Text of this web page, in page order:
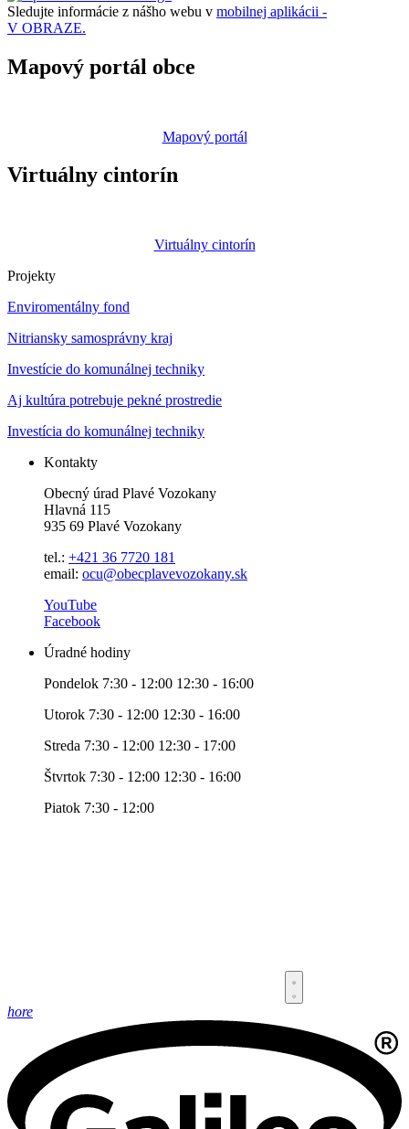
Sledujte informácie z nášho webu v mobilnej aplikácii -
V OBRAZE.
Mapový portál obce
Mapový portál
Virtuálny cintorín
Virtuálny cintorín
Projekty
Enviromentálny fond
Nitriansky samosprávny kraj
Investície do komunálnej techniky
Aj kultúra potrebuje pekné prostredie
Investícia do komunálnej techniky
Kontakty
Obecný úrad Plavé Vozokany
Hlavná 115
935 69 Plavé Vozokany
tel.: +421 36 7720 181
email: ocu@obecplavevozokany.sk
YouTube
Facebook
Úradné hodiny
Pondelok 7:30 - 12:00 12:30 - 16:00
Utorok 7:30 - 12:00 12:30 - 16:00
Streda 7:30 - 12:00 12:30 - 17:00
Štvrtok 7:30 - 12:00 12:30 - 16:00
Piatok 7:30 - 12:00
hore